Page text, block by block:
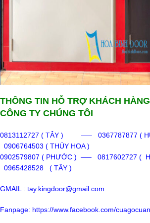
THÔNG TIN HỖ TRỢ KHÁCH
CÔNG TY CHÚNG TÔI
0813112727 ( TÂY ) —– 0367787877
0906764503 ( THÚY HOA )
0902579807 ( PHƯỚC ) —– 0817602727
0965428528 ( TÂY )
GMAIL : tay.kingdoor@gmail.com
Fanpage: https://www.facebook.com/